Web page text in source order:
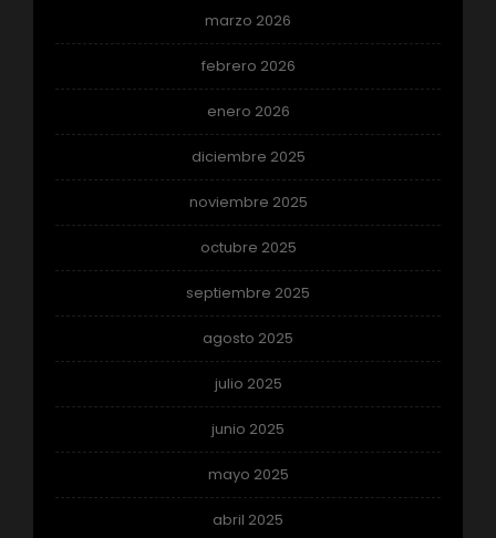
marzo 2026
febrero 2026
enero 2026
diciembre 2025
noviembre 2025
octubre 2025
septiembre 2025
agosto 2025
julio 2025
junio 2025
mayo 2025
abril 2025